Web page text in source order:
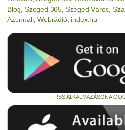
Blog Szeged 365 Szeged Város
Azonnali Webrádió index.hu
RSS ALKALMAZÁSOK A